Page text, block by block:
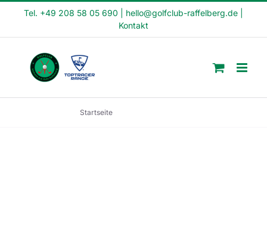
Tel. +49 208 58 05 690 hello@golfclub-raffelberg.de
Kontakt
Startseite